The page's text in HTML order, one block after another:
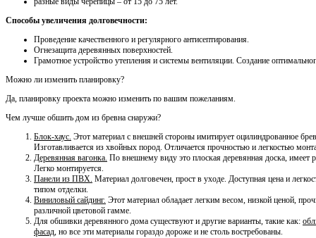
Способы увеличения долговечности:
Проведение качественного и регулярного антисептирования.
Огнезащита деревянных поверхностей.
Грамотное устройство утепления и системы вентиляции. Создание
Можно ли изменить планировку?
Да, планировку проекта можно изменить по вашим пожеланиям.
Чем лучше обшить дом из бревна снаружи?
Блок-хаус. Этот материал с внешней стороны имитирует оцилиндрованное
Изготавливается из хвойных пород. Отличается прочностью и легкостью
Деревянная вагонка. По внешнему виду это плоская деревянная доска, имеет
Легко монтируется.
Панели из ПВХ. Материал долговечен, прост в уходе. Доступная цена и
типом отделки.
Виниловый сайдинг. Этот материал обладает легким весом, низкой ценой,
различной цветовой гамме.
Для обшивки деревянного дома существуют и другие варианты, такие как:
фасад, но все эти материалы гораздо дороже и не столь востребованы.